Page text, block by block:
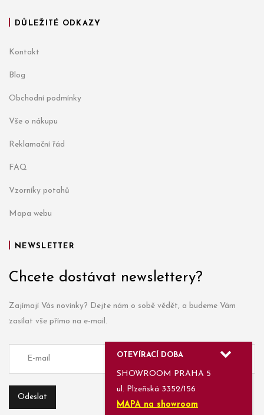
DŮLEŽITÉ ODKAZY
Kontakt
Blog
Obchodní podmínky
Vše o nákupu
Reklamační řád
FAQ
Vzorníky potahů
Mapa webu
NEWSLETTER
Chcete dostávat newslettery?
Zajímají Vás novinky? Dejte nám o sobě vědět, a budeme Vám
zasílat vše přímo na e-mail.
OTEVÍRACÍ DOBA
SHOWROOM PRAHA 5
ul. Plzeňská 3352/156
MAPA na showroom